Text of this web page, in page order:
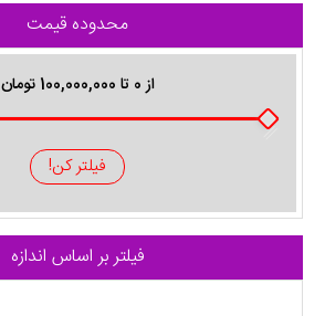
محدوده قیمت
از 0 تا 100,000,000 تومان
فیلتر کن!
فیلتر بر اساس اندازه